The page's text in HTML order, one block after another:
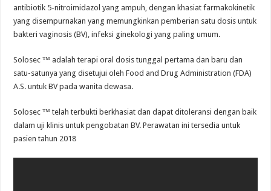
antibiotik 5-nitroimidazol yang ampuh, dengan khasiat farmakokinetik
yang disempurnakan yang memungkinkan pemberian satu dosis untuk
bakteri vaginosis (BV), infeksi ginekologi yang paling umum.
Solosec ™ adalah terapi oral dosis tunggal pertama dan baru dan
satu-satunya yang disetujui oleh Food and Drug Administration (FDA)
A.S. untuk BV pada wanita dewasa.
Solosec ™ telah terbukti berkhasiat dan dapat ditoleransi dengan baik
dalam uji klinis untuk pengobatan BV. Perawatan ini tersedia untuk
pasien tahun 2018